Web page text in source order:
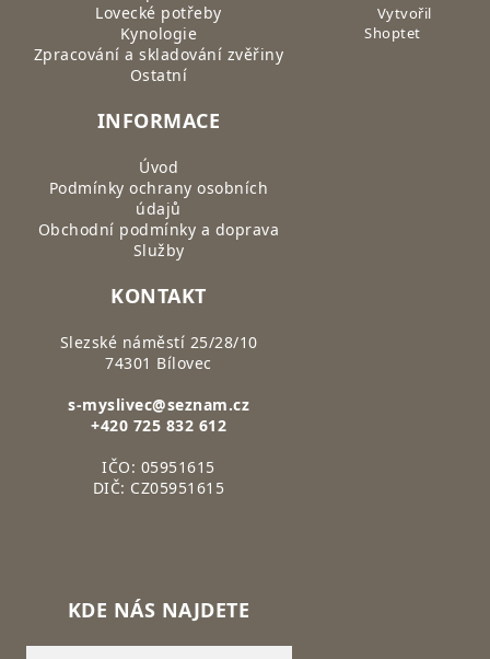
Lovecké potřeby
Kynologie
Zpracování a skladování zvěřiny
Ostatní
INFORMACE
Úvod
Podmínky ochrany osobních
údajů
Obchodní podmínky a doprava
Služby
KONTAKT
Slezské náměstí 25/28/10
74301 Bílovec
s-myslivec@seznam.cz
+420 725 832 612
IČO: 05951615
DIČ: CZ05951615
KDE NÁS NAJDETE
Vytvořil
Shoptet